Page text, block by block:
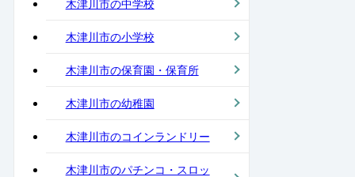
木津川市の中学校
木津川市の小学校
木津川市の保育園・保育所
木津川市の幼稚園
木津川市のコインランドリー
木津川市のパチンコ・スロッ